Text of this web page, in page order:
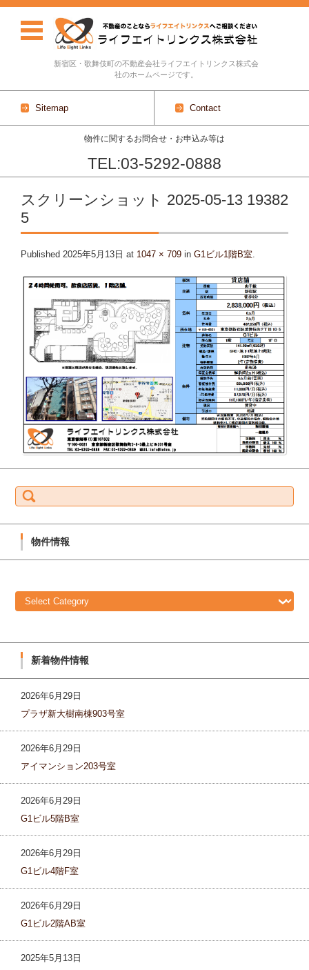
新宿区・歌舞伎町の不動産会社ライフエイトリンクス株式会
社のホームページです。
Sitemap Contact
物件に関するお問合せ・お申込み等は
TEL:03-5292-0888
Skip to content
スクリーンショット 2025-05-13 19382
5
Published 2025年5月13日 at 1047 × 709 in G1ビル1階B室
e
a
物件情報
新着物件情報
2026年6月29日
プラザ新大樹南棟903号室
2026年6月29日
アイマンション203号室
2026年6月29日
G1ビル5階B室
2026年6月29日
G1ビル4階F室
2026年6月29日
G1ビル2階AB室
2025年5月13日